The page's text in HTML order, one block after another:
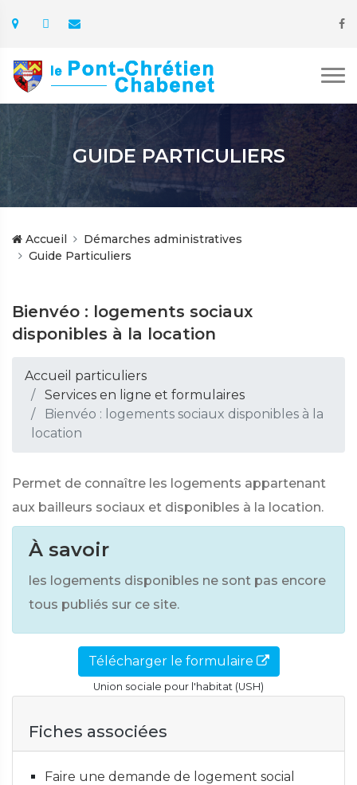
GUIDE PARTICULIERS
Accueil
Démarches administratives
Guide Particuliers
Bienvéo : logements sociaux
disponibles à la location
Accueil particuliers
Services en ligne et formulaires
Bienvéo : logements sociaux disponibles à la
location
Permet de connaître les logements appartenant
aux bailleurs sociaux et disponibles à la location.
À savoir
les logements disponibles ne sont pas encore
tous publiés sur ce site.
Télécharger le formulaire
Union sociale pour l'habitat (USH)
Fiches associées
Faire une demande de logement social